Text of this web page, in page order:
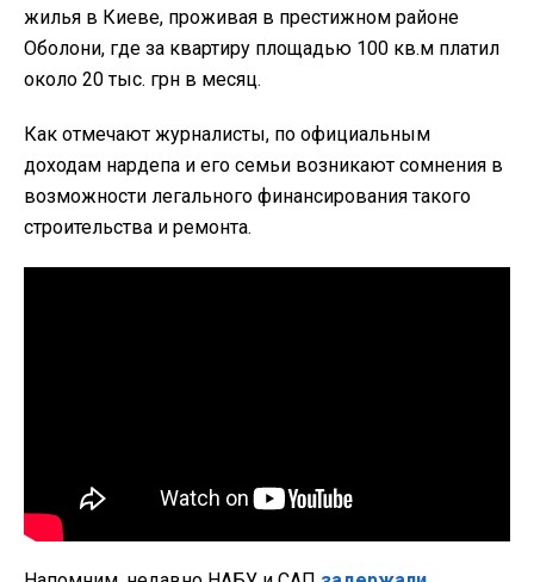
жилья в Киеве, проживая в престижном районе
Оболони, где за квартиру площадью 100 кв.м платил
около 20 тыс. грн в месяц.
Как отмечают журналисты, по официальным
доходам нардепа и его семьи возникают сомнения в
возможности легального финансирования такого
строительства и ремонта.